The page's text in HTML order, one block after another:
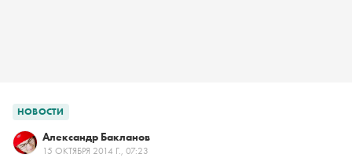
НОВОСТИ
Александр Бакланов
15 ОКТЯБРЯ 2014 Г., 07:23